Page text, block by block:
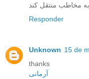
Responder
Unknown 15 de
thanks
آرمانی